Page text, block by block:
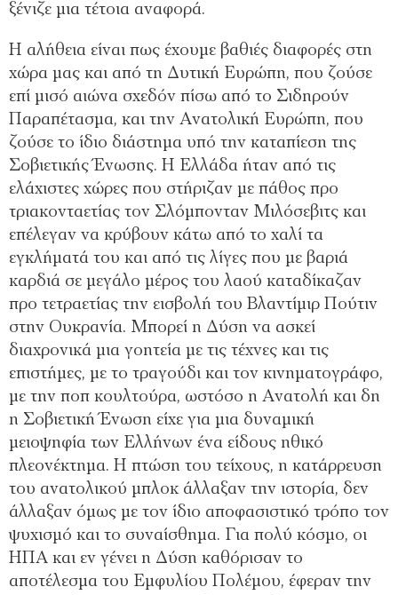
ξένιζε μια τέτοια αναφορά.
Η αλήθεια είναι πως έχουμε βαθιές διαφορές στη
χώρα μας και από τη Δυτική Ευρώπη, που ζούσε
επί μισό αιώνα σχεδόν πίσω από το Σιδηρούν
Παραπέτασμα, και την Ανατολική Ευρώπη, που
ζούσε το ίδιο διάστημα υπό την καταπίεση της
Σοβιετικής Ένωσης. Η Ελλάδα ήταν από τις
ελάχιστες χώρες που στήριζαν με πάθος προ
τριακονταετίας τον Σλόμπονταν Μιλόσεβιτς και
επέλεγαν να κρύβουν κάτω από το χαλί τα
εγκλήματά του και από τις λίγες που με βαριά
καρδιά σε μεγάλο μέρος του λαού καταδίκαζαν
προ τετραετίας την εισβολή του Βλαντίμιρ Πούτιν
στην Ουκρανία. Μπορεί η Δύση να ασκεί
διαχρονικά μια γοητεία με τις τέχνες και τις
επιστήμες, με το τραγούδι και τον κινηματογράφο,
με την ποπ κουλτούρα, ωστόσο η Ανατολή και δη
η Σοβιετική Ένωση είχε για μια δυναμική
μειοψηφία των Ελλήνων ένα είδους ηθικό
πλεονέκτημα. Η πτώση του τείχους, η κατάρρευση
του ανατολικού μπλοκ άλλαξαν την ιστορία, δεν
άλλαξαν όμως με τον ίδιο αποφασιστικό τρόπο τον
ψυχισμό και το συναίσθημα. Για πολύ κόσμο, οι
ΗΠΑ και εν γένει η Δύση καθόρισαν το
αποτέλεσμα του Εμφυλίου Πολέμου, έφεραν την